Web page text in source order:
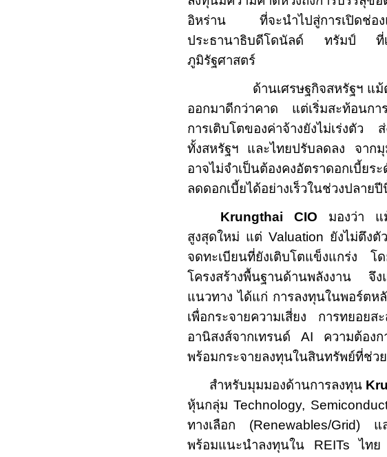
อิหร่าน ที่จะนำไปสู่การเปิดช่อ
ประธานาธิบดีโดนัลด์ ทรัมป์ ที่เน้
ภูมิรัฐศาสตร์
ด้านเศรษฐกิจสหรัฐฯ แ
ออกมาดีกว่าคาด แต่เริ่มสะท้อนก
การเติบโตของค่าจ้างยังไม่เร่งตัว
ทั้งสหรัฐฯ และไทยปรับลดลง จาก
อาจไม่จำเป็นต้องคงอัตราดอกเบี้ยร
ลดดอกเบี้ยได้อย่างเร็วในช่วงปลายปี
Krungthai CIO มองว่า แ
สูงสุดใหม่ แต่ Valuation ยังไม่ตึงตั
จดทะเบียนที่ยังเติบโตแข็งแกร่ง โ
โครงสร้างพื้นฐานด้านพลังงาน จึ
แนวทาง ได้แก่ การลงทุนในพอร์ตห
เพื่อกระจายความเสี่ยง การทยอย
อานิสงส์จากเทรนด์ AI ความต้อง
พร้อมกระจายลงทุนในสินทรัพย์ที่ช่ว
สำหรับมุมมองด้านการลงทุน
หุ้นกลุ่มTechnology,
ทางเลือก (Renewables/Grid) แล
พร้อมแนะนำลงทุนใน REITsไทย